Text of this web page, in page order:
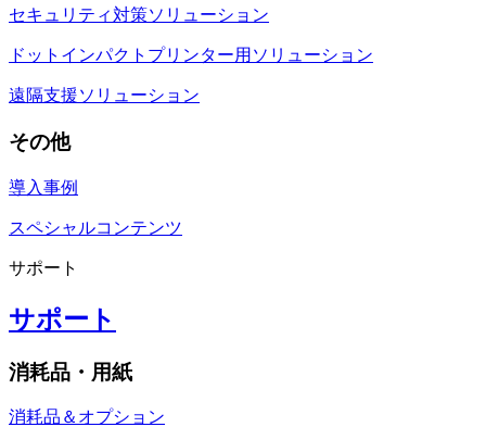
セキュリティ対策ソリューション
ドットインパクトプリンター用ソリューション
遠隔支援ソリューション
その他
導入事例
スペシャルコンテンツ
サポート
サポート
消耗品・用紙
消耗品＆オプション